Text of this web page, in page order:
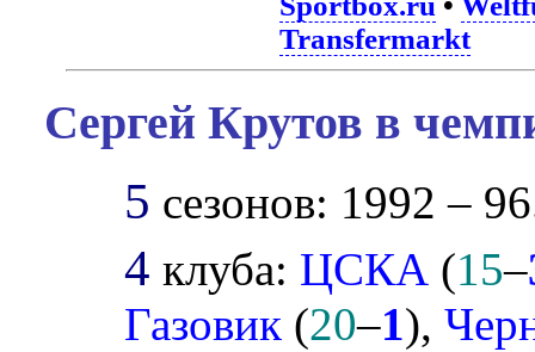
Transfermarkt
Сергей Крутов в
5 сезонов: 1992 –
4 клуба: ЦСКА (15–
Газовик (20–1),